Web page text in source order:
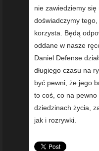
nie zawiedziemy się
doświadczymy
korzysta. Będą
oddane w nasze
Daniel Defense
długiego czasu na
być pewni, że jego
to coś, co na
dziedzinach życia,
jak i rozrywki.